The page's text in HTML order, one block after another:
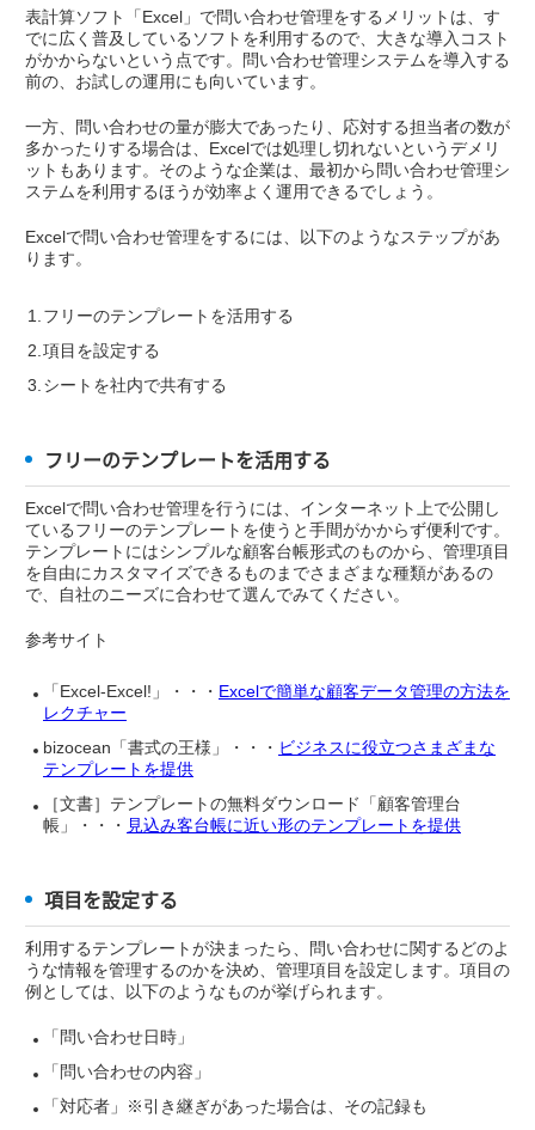
表計算ソフト「Excel」で問い合わせ管理をするメリットは、す
でに広く普及しているソフトを利用するので、大きな導入コスト
がかからないという点です。問い合わせ管理システムを導入する
前の、お試しの運用にも向いています。
一方、問い合わせの量が膨大であったり、応対する担当者の数が
多かったりする場合は、Excelでは処理し切れないというデメリ
ットもあります。そのような企業は、最初から問い合わせ管理シ
ステムを利用するほうが効率よく運用できるでしょう。
Excelで問い合わせ管理をするには、以下のようなステップがあ
ります。
フリーのテンプレートを活用する
項目を設定する
シートを社内で共有する
フリーのテンプレートを活用する
Excelで問い合わせ管理を行うには、インターネット上で公開し
ているフリーのテンプレートを使うと手間がかからず便利です。
テンプレートにはシンプルな顧客台帳形式のものから、管理項目
を自由にカスタマイズできるものまでさまざまな種類があるの
で、自社のニーズに合わせて選んでみてください。
参考サイト
「Excel-Excel!」・・・ Excelで簡単な顧客データ管理の方法を
レクチャー
bizocean「書式の王様」・・・ ビジネスに役立つさまざまな
テンプレートを提供
［文書］テンプレートの無料ダウンロード「顧客管理台
帳」・・・ 見込み客台帳に近い形のテンプレートを提供
項目を設定する
利用するテンプレートが決まったら、問い合わせに関するどのよ
うな情報を管理するのかを決め、管理項目を設定します。項目の
例としては、以下のようなものが挙げられます。
「問い合わせ日時」
「問い合わせの内容」
「対応者」※引き継ぎがあった場合は、その記録も